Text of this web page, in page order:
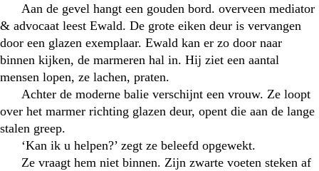
Aan de gevel hangt een gouden bord. overveen mediator
& advocaat leest Ewald. De grote eiken deur is vervangen
door een glazen exemplaar. Ewald kan er zo door naar
binnen kijken, de marmeren hal in. Hij ziet een aantal
mensen lopen, ze lachen, praten.
Achter de moderne balie verschijnt een vrouw. Ze loopt
over het marmer richting glazen deur, opent die aan de lange
stalen greep.
‘Kan ik u helpen?’ zegt ze beleefd opgewekt.
Ze vraagt hem niet binnen. Zijn zwarte voeten steken af